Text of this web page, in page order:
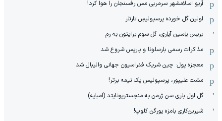
آریو اسلامشهر سرمربی مس رفسنجان را هوا کرد!
اولین گل خورده پرسپولیسِ تارتار
بریس یاسین آیاری، گل سوم برایتون به رم
مذاکرات رسمی بارسلونا و پاریس شروع شد
معجزه پول: چین شریک فدراسیون جهانی والیبال شد
مشت علیپور، پرسپولیس یک نیمه برتر!
گل اول پاری سن ژرمن به منچستریونایتد (امبایه)
شیرین‌کاری بامزه یورگن کلوپ!